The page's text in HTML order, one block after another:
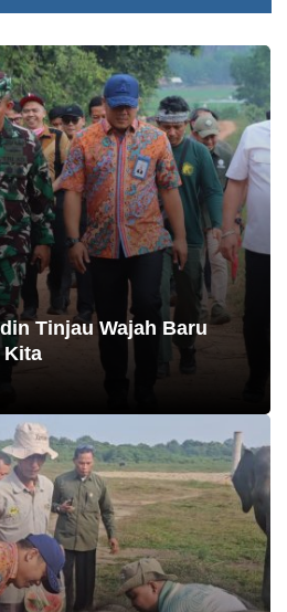
Tinjau Wajah Baru
Kita